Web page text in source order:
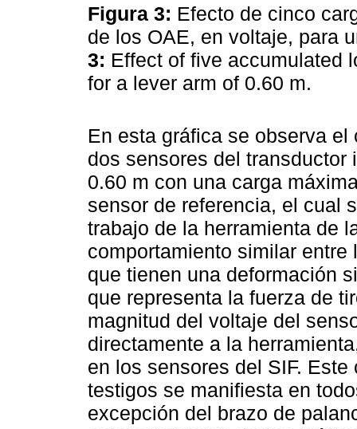
Figura 3: Efecto de cinco
de los OAE, en voltaje, para
3: Effect of five accumulated
for a lever arm of 0.60 m.
En esta gráfica se observa
dos sensores del transductor
0.60 m con una carga
sensor de referencia, el cual
trabajo de la herramienta de
comportamiento similar
que tienen una deformación
que representa la fuerza de
magnitud del voltaje del
directamente a la
en los sensores del SIF.
testigos se manifiesta en
excepción del brazo de